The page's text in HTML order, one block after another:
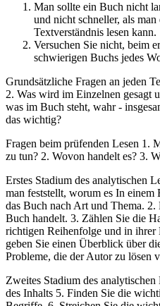
Man sollte ein Buch nicht
und nicht schneller, als
Textverständnis lesen kann.
Versuchen Sie nicht, beim
schwierigen Buchs jedes
Grundsätzliche Fragen an jeden
2. Was wird im Einzelnen gesagt
was im Buch steht, wahr -
das wichtig?
Fragen beim prüfenden Lesen 1.
zu tun? 2. Wovon handelt es? 3.
Erstes Stadium des analytischen
man feststellt, worum es In
das Buch nach Art und Thema.
Buch handelt. 3. Zählen Sie die
richtigen Reihenfolge und in ihrer
geben Sie einen Überblick über
Probleme, die der Autor zu lösen
Zweites Stadium des
des Inhalts 5. Finden Sie die